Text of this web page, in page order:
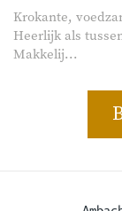
Krokante,
Heerlijk als
Makkelij...